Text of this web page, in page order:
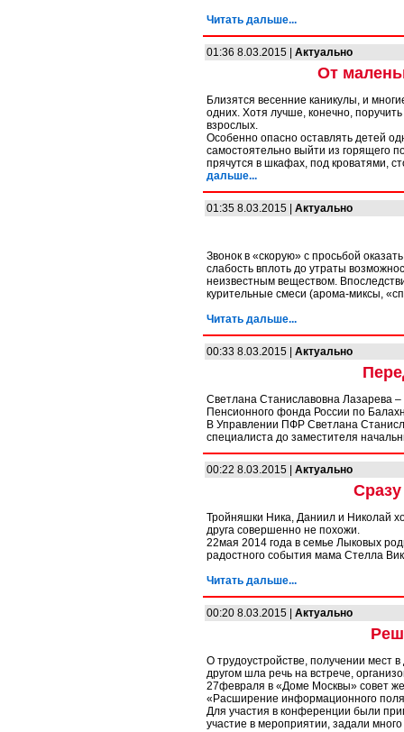
Читать дальше...
01:36 8.03.2015 | Актуально
От
Близятся весенние каникулы, и
одних. Хотя лучше, конечно,
взрослых.
Особенно опасно оставлять детей
самостоятельно выйти из горящего
прячутся в шкафах, под кроватями,
дальше...
01:35 8.03.2015 | Актуально
Звонок в «скорую» с просьбой
слабость вплоть до утраты
неизвестным веществом.
курительные смеси (арома-миксы,
Читать дальше...
00:33 8.03.2015 | Актуально
Светлана Станиславовна Лазарева
Пенсионного фонда России по
В Управлении ПФР Светлана
специалиста до заместителя
00:22 8.03.2015 | Актуально
Тройняшки Ника, Даниил и Николай
друга совершенно не похожи.
22мая 2014 года в семье Лыковых
радостного события мама Стелла
Читать дальше...
00:20 8.03.2015 | Актуально
О трудоустройстве, получении мест
другом шла речь на встрече,
27февраля в «Доме Москвы» совет
«Расширение информационного
Для участия в конференции были
участие в мероприятии, задали